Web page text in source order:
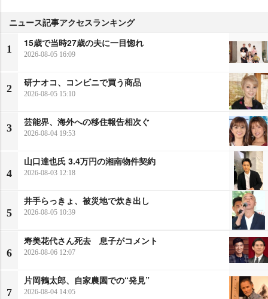
ニュース記事アクセスランキング
1
15歳で当時27歳の夫に一目惚れ
2026-08-05 16:09
2
研ナオコ、コンビニで買う商品
2026-08-05 15:10
3
芸能界、海外への移住報告相次ぐ
2026-08-04 19:53
4
山口達也氏 3.4万円の湘南物件契約
2026-08-03 12:18
5
井手らっきょ、被災地で炊き出し
2026-08-05 10:39
6
寿美花代さん死去 息子がコメント
2026-08-06 12:07
7
片岡鶴太郎、自家農園での“発見”
2026-08-04 14:05